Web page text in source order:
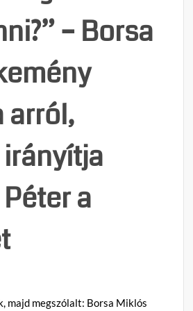
– Borsa
arról,
a
majd megszólalt: Borsa Miklós